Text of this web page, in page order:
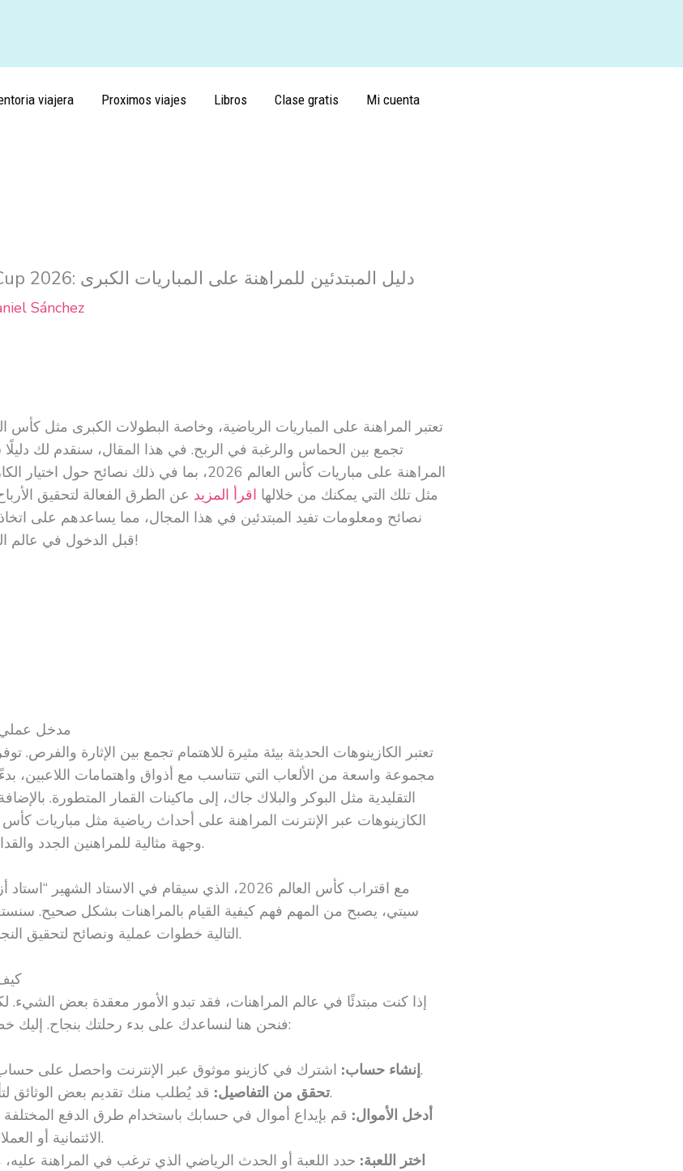
viajera Proximos viajes Libros Clase gratis Mi cuenta
FIFA World Cup 2026: دليل المبتدئين للمراهنة على المباريات الكبرى
Sánchez
تعتبر المراهنة على المباريات الرياضية، وخاصة البطولات الكبرى مثل كأس
تجمع بين الحماس والرغبة في الربح. في هذا المقال، سنقدم لك دليلًا
المراهنة على مباريات كأس العالم 2026، بما في ذلك نصائح
مثل تلك التي يمكنك من خلالها اقرأ المزيد عن الطرق الفعالة لتحقيق
نصائح ومعلومات تفيد المبتدئين في هذا المجال، مما يساعدهم على
قبل الدخول في عالم المراهنات. دعنا نبدأ!
مدخل عملي
تعتبر الكازينوهات الحديثة بيئة مثيرة للاهتمام تجمع بين الإثارة والفرص.
مجموعة واسعة من الألعاب التي تتناسب مع أذواق واهتمامات اللاعبين،
التقليدية مثل البوكر والبلاك جاك، إلى ماكينات القمار المتطورة.
الكازينوهات عبر الإنترنت المراهنة على أحداث رياضية مثل مباريات كأس
وجهة مثالية للمراهنين الجدد والقدامى على حد سواء.
مع اقتراب كأس العالم 2026، الذي سيقام في الاستاد
سيتي، يصبح من المهم فهم كيفية القيام بالمراهنات بشكل صحيح.
التالية خطوات عملية ونصائح لتحقيق النجاح في هذا المجال.
إذا كنت مبتدئًا في عالم المراهنات، فقد تبدو الأمور معقدة بعض الشيء.
فنحن هنا لنساعدك على بدء رحلتك بنجاح. إليك خطوات بسيطة لتبدأ:
إنشاء حساب:اشترك في كازينو موثوق عبر الإنترنت واحصل على حساب خاص بك.
تحقق من التفاصيل:قد يُطلب منك تقديم بعض الوثائق لتأكيد هويتك.
أدخل الأموال: قم بإيداع أموال في حسابك باستخدام طرق الدفع المختلفة
الائتمانية أو العملات الرقمية.
اختر اللعبة: حدد اللعبة أو الحدث الرياضي الذي ترغب في المراهنة عليه،